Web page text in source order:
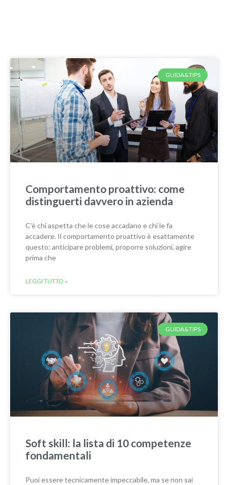
GUIDA&TIPS
Comportamento proattivo: come
distinguerti davvero in azienda
C’è chi aspetta che le cose accadano e chi le fa
accadere. Il comportamento proattivo è esattamente
questo: anticipare problemi, proporre soluzioni, agire
prima che
LEGGI TUTTO »
GUIDA&TIPS
Soft skill: la lista di 10 competenze
fondamentali
Puoi essere tecnicamente impeccabile, ma se non sai